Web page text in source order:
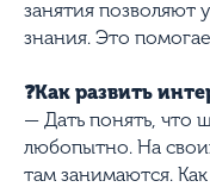
занятия позволяют
знания. Это
❓Как развить
— Дать понять, что
любопытно. На
там занимаются.